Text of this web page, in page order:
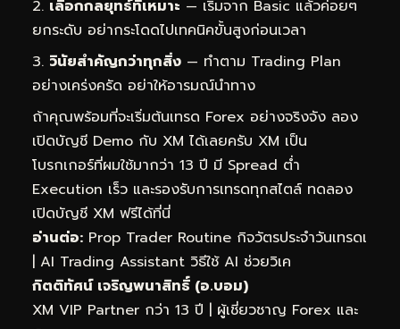
เลือกกลยุทธ์ที่เหมาะ — เริ่มจาก Basic แล้วค่อยๆ
ยกระดับ อย่ากระโดดไปเทคนิคขั้นสูงก่อนเวลา
วินัยสำคัญกว่าทุกสิ่ง — ทำตาม Trading Plan
อย่างเคร่งครัด อย่าให้อารมณ์นำทาง
ถ้าคุณพร้อมที่จะเริ่มต้นเทรด Forex อย่างจริงจัง ลอง
เปิดบัญชี Demo กับ XM ได้เลยครับ XM เป็น
โบรกเกอร์ที่ผมใช้มากว่า 13 ปี มี Spread ต่ำ
Execution เร็ว และรองรับการเทรดทุกสไตล์ ทดลอง
เปิดบัญชี XM ฟรีได้ที่นี่
อ่านต่อ: Prop Trader Routine กิจวัตรประจำวันเทรดเ
| AI Trading Assistant วิธีใช้ AI ช่วยวิเค
กิตติทัศน์ เจริญพนาสิทธิ์ (อ.บอม)
XM VIP Partner กว่า 13 ปี | ผู้เชี่ยวชาญ Forex และ